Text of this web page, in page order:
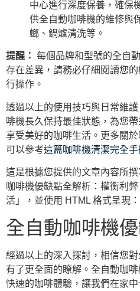
中心進行深度保養，確保
供全自動咖啡機的維修與
螂、鍋爐清洗等。
提醒： 每個品牌和型號的全自
存在差異，請務必仔細閱讀您
行操作。
透過以上的使用技巧與日常維
啡機長久保持最佳狀態，為您
享受美好的咖啡生活。更多關
可以參考這篇咖啡機清潔完全手
這是根據您提供的文章內容所
咖啡機優缺點全解析：權衡利
活」，並使用 HTML 格式呈現：
全自動咖啡機
經過以上的深入探討，相信您對
有了更全面的瞭解。全自動咖
快速的咖啡體驗，讓我們在家